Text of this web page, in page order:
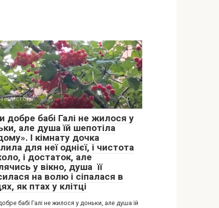
історії 0
добре бабі Галі не жилося у
але душа їй шепотіла
І кімнату дочка
для неї однієї, і чистота
і достаток, але
у вікно, душа її
на волю і сіпалася в
як птах у клітці
бабі Галі не жилося у доньки, але душа їй